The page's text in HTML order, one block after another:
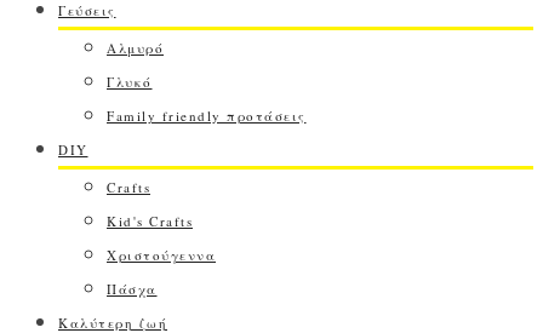
Γεύσεις
Αλμυρό
Γλυκό
Family friendly προτάσεις
DIY
Crafts
Kid's Crafts
Χριστούγεννα
Πάσχα
Καλύτερη ζωή